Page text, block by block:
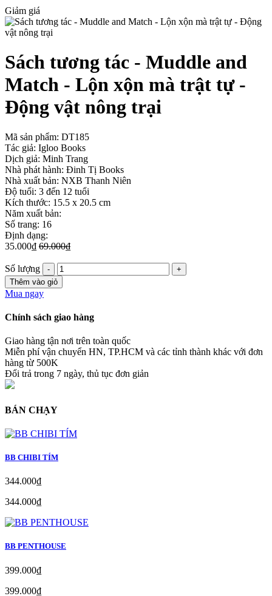
Giảm giá
Sách tương tác - Muddle and
Match - Lộn xộn mà trật tự -
Động vật nông trại
Mã sản phẩm: DT185
Tác giả: Igloo Books
Dịch giả: Minh Trang
Nhà phát hành: Đinh Tị Books
Nhà xuất bản: NXB Thanh Niên
Độ tuổi: 3 đến 12 tuổi
Kích thước: 15.5 x 20.5 cm
Năm xuất bản:
Số trang: 16
Định dạng:
35.000₫ 69.000₫
Số lượng
Thêm vào giỏ
Mua ngay
Chính sách giao hàng
Giao hàng tận nơi trên toàn quốc
Miễn phí vận chuyển HN, TP.HCM và các tỉnh thành khác với đơn
hàng từ 500K
Đổi trả trong 7 ngày, thủ tục đơn giản
BÁN CHẠY
BB CHIBI TÍM
344.000₫
344.000₫
BB PENTHOUSE
399.000₫
399.000₫